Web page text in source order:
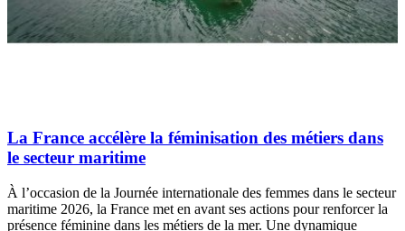
La France accélère la féminisation des métiers dans
le secteur maritime
À l’occasion de la Journée internationale des femmes dans le secteur
maritime 2026, la France met en avant ses actions pour renforcer la
présence féminine dans les métiers de la mer. Une dynamique